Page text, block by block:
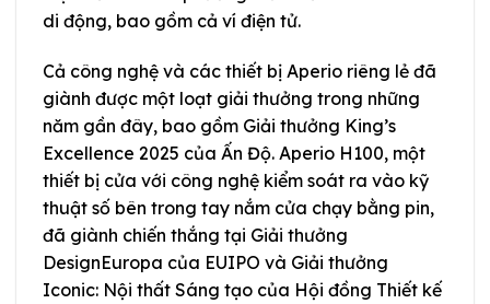
di động, bao gồm cả ví điện tử.
Cả công nghệ và các thiết bị Aperio riêng lẻ đã
giành được một loạt giải thưởng trong những
năm gần đây, bao gồm Giải thưởng King’s
Excellence 2025 của Ấn Độ. Aperio H100, một
thiết bị cửa với công nghệ kiểm soát ra vào kỹ
thuật số bên trong tay nắm cửa chạy bằng pin,
đã giành chiến thắng tại Giải thưởng
DesignEuropa của EUIPO và Giải thưởng
Iconic: Nội thất Sáng tạo của Hội đồng Thiết kế